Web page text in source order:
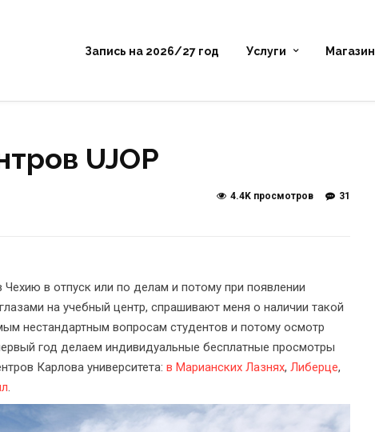
Запись на 2026/27 год Услуги Магазин
UJOP
31
4.4K просмотров
в отпуск или по делам и потому при появлении
на учебный центр, спрашивают меня о наличии такой
нестандартным вопросам студентов и потому осмотр
год делаем индивидуальные бесплатные просмотры
Карлова университета: в Марианских Лазнях, Либерце,
.